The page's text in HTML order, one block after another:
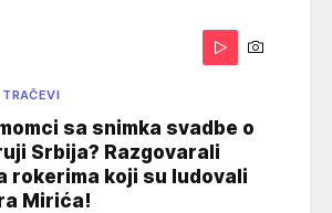
sa snimka svadbe o
Srbija? Razgovarali
rokerima koji su ludovali
Mirića!